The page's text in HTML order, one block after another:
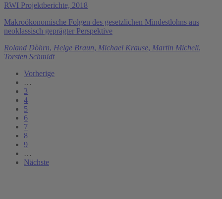
RWI Projektberichte, 2018
Makroökonomische Folgen des gesetzlichen Mindestlohns aus
neoklassisch geprägter Perspektive
Roland Döhrn, Helge Braun, Michael Krause, Martin Micheli,
Torsten Schmidt
Vorherige
…
3
4
5
6
7
8
9
…
Nächste